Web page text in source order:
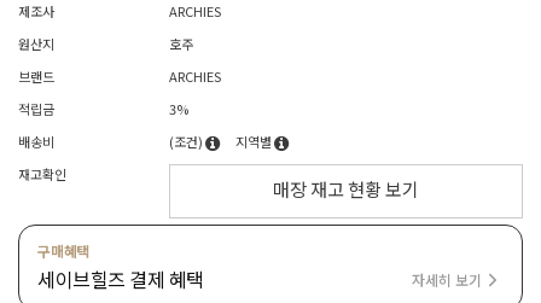
제조사
ARCHIES
원산지
호주
브랜드
ARCHIES
적립금
3%
배송비
(조건)
지역별
재고확인
매장 재고 현황 보기
구매혜택
세이브힐즈 결제 혜택 자세히 보기